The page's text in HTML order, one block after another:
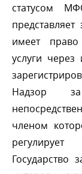
статусом
имеет право
услуги
Надзор за
членом
Государство